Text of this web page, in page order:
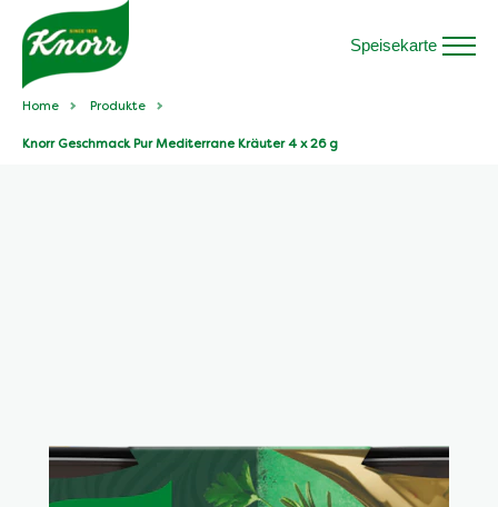
Speisekarte
Home Produkte
Knorr Geschmack Pur Mediterrane Kräuter 4 x 26 g